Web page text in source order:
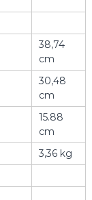
38,74
cm
30,48
cm
15.88
cm
3,36 kg